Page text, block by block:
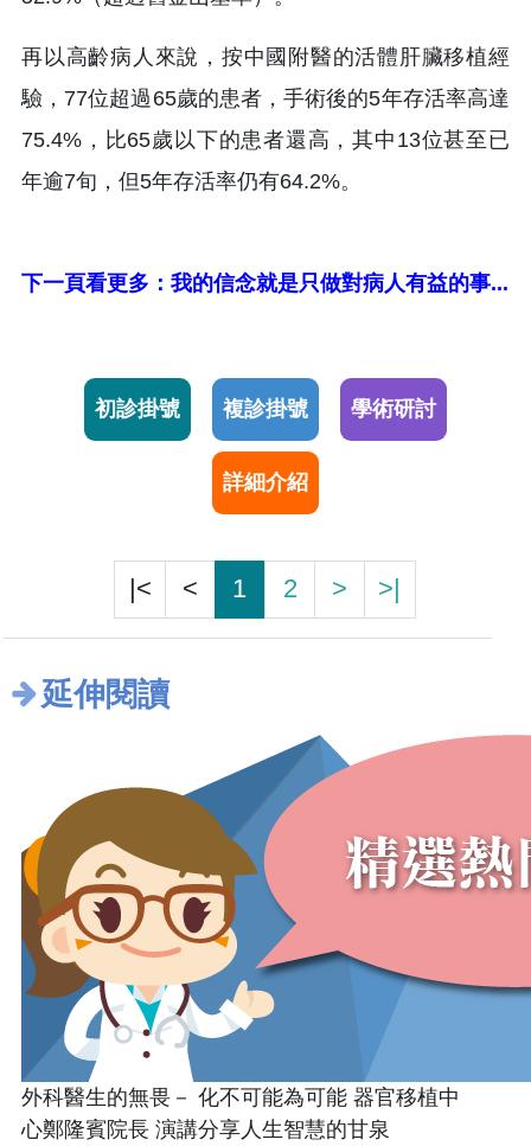
再以高齡病人來說，按中國附醫的活體肝臟移植經
驗，77位超過65歲的患者，手術後的5年存活率高達
75.4%，比65歲以下的患者還高，其中13位甚至已
年逾7旬，但5年存活率仍有64.2%。
下一頁看更多：我的信念就是只做對病人有益的事...
初診掛號 複診掛號 學術研討
詳細介紹
|< < 1 2 > >|
延伸閱讀
外科醫生的無畏－ 化不可能為可能 器官移植中
心鄭隆賓院長 演講分享人生智慧的甘泉